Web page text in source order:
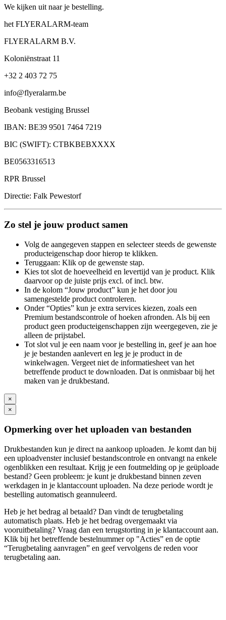
We kijken uit naar je bestelling.
het FLYERALARM-team
FLYERALARM B.V.
Koloniënstraat 11
+32 2 403 72 75
info@flyeralarm.be
Beobank vestiging Brussel
IBAN: BE39 9501 7464 7219
BIC (SWIFT): CTBKBEBXXXX
BE0563316513
RPR Brussel
Directie: Falk Pewestorf
Zo stel je jouw product samen
Volg de aangegeven stappen en selecteer steeds de gewenste
producteigenschap door hierop te klikken.
Teruggaan: Klik op de gewenste stap.
Kies tot slot de hoeveelheid en levertijd van je product. Klik
daarvoor op de juiste prijs excl. of incl. btw.
In de kolom “Jouw product” kun je het door jou
samengestelde product controleren.
Onder “Opties” kun je extra services kiezen, zoals een
Premium bestandscontrole of hoeken afronden. Als bij een
product geen producteigenschappen zijn weergegeven, zie je
alleen de prijstabel.
Tot slot vul je een naam voor je bestelling in, geef je aan hoe
je je bestanden aanlevert en leg je je product in de
winkelwagen. Vergeet niet de informatiesheet van het
betreffende product te downloaden. Dat is onmisbaar bij het
maken van je drukbestand.
×
×
Opmerking over het uploaden van bestanden
Drukbestanden kun je direct na aankoop uploaden. Je komt dan bij
een uploadvenster inclusief bestandscontrole en ontvangt na enkele
ogenblikken een resultaat. Krijg je een foutmelding op je geüploade
bestand? Geen probleem: je kunt je drukbestand binnen zeven
werkdagen in je klantaccount uploaden. Na deze periode wordt je
bestelling automatisch geannuleerd.
Heb je het bedrag al betaald? Dan vindt de terugbetaling
automatisch plaats. Heb je het bedrag overgemaakt via
vooruitbetaling? Vraag dan een terugstorting in je klantaccount aan.
Klik bij het betreffende bestelnummer op "Acties” en de optie
“Terugbetaling aanvragen” en geef vervolgens de reden voor
terugbetaling aan.